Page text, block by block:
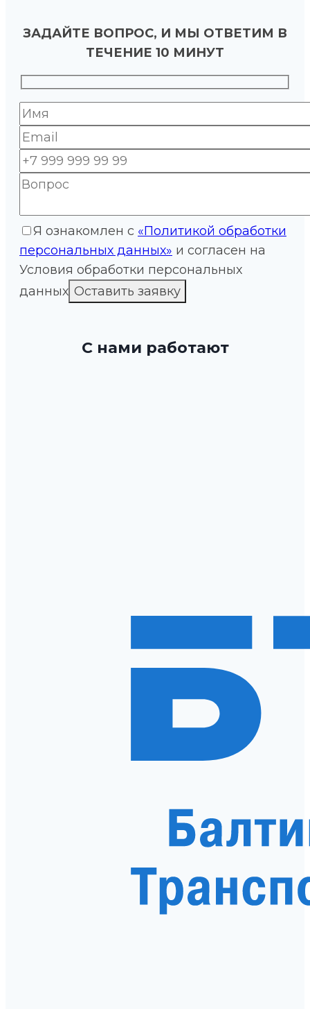
ЗАДАЙТЕ ВОПРОС, И МЫ ОТВЕТИМ В
ТЕЧЕНИЕ 10 МИНУТ
Я ознакомлен с «Политикой обработки
персональных данных» и согласен на
Условия обработки персональных
данных
С нами работают